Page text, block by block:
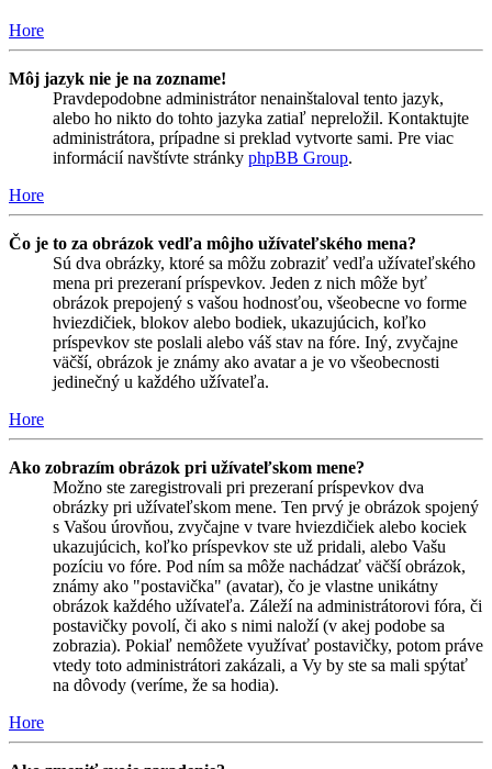
Hore
Môj jazyk nie je na zozname!
Pravdepodobne administrátor nenainštaloval tento jazyk,
alebo ho nikto do tohto jazyka zatiaľ nepreložil. Kontaktujte
administrátora, prípadne si preklad vytvorte sami. Pre viac
informácií navštívte stránky phpBB Group.
Hore
Čo je to za obrázok vedľa môjho užívateľského mena?
Sú dva obrázky, ktoré sa môžu zobraziť vedľa užívateľského
mena pri prezeraní príspevkov. Jeden z nich môže byť
obrázok prepojený s vašou hodnosťou, všeobecne vo forme
hviezdičiek, blokov alebo bodiek, ukazujúcich, koľko
príspevkov ste poslali alebo váš stav na fóre. Iný, zvyčajne
väčší, obrázok je známy ako avatar a je vo všeobecnosti
jedinečný u každého užívateľa.
Hore
Ako zobrazím obrázok pri užívateľskom mene?
Možno ste zaregistrovali pri prezeraní príspevkov dva
obrázky pri užívateľskom mene. Ten prvý je obrázok spojený
s Vašou úrovňou, zvyčajne v tvare hviezdičiek alebo kociek
ukazujúcich, koľko príspevkov ste už pridali, alebo Vašu
pozíciu vo fóre. Pod ním sa môže nachádzať väčší obrázok,
známy ako "postavička" (avatar), čo je vlastne unikátny
obrázok každého užívateľa. Záleží na administrátorovi fóra, či
postavičky povolí, či ako s nimi naloží (v akej podobe sa
zobrazia). Pokiaľ nemôžete využívať postavičky, potom práve
vtedy toto administrátori zakázali, a Vy by ste sa mali spýtať
na dôvody (veríme, že sa hodia).
Hore